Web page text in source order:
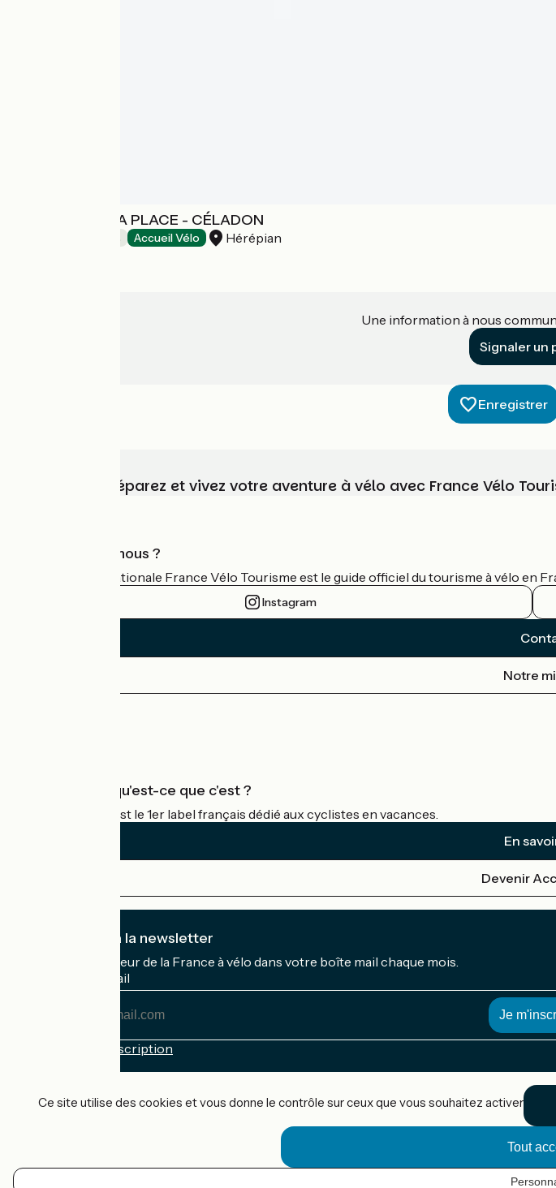
DES LITS SUR LA PLACE - CÉLADON
Accueil Vélo Hérépian
Une information à nous
Signaler un
Enregistrer
Choisissez, préparez et vivez votre aventure à vélo avec France Vélo
Qui sommes-nous ?
L'association nationale France Vélo Tourisme est le guide officiel du tourisme à vélo en
Instagram
Notre
Accueil Vélo qu'est-ce que c'est ?
Accueil Vélo c'est le 1er label français dédié aux cyclistes en vacances.
En
Devenir
Je m'abonne à la newsletter
Recevez le meilleur de la France à vélo dans votre boîte mail chaque mois.
Mon adresse mail
Conditions d'inscription
Contact
Ce site utilise des cookies et vous donne le contrôle sur ceux que vous souhaitez activer
Tout